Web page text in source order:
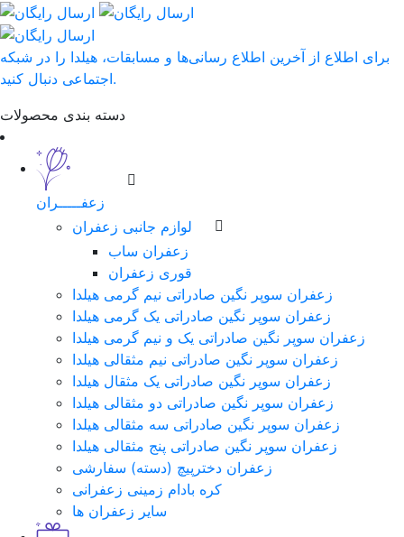
برای اطلاع از آخرین اطلاع رسانی‌ها و مسابقات، هیلدا را در شبکه
اجتماعی دنبال کنید.
دسته بندی محصولات
زعفـــــران
لوازم جانبی زعفران
زعفران ساب
قوری زعفران
زعفران سوپر نگین صادراتی نیم گرمی هیلدا
زعفران سوپر نگین صادراتی یک گرمی هیلدا
زعفران سوپر نگین صادراتی یک و نیم گرمی هیلدا
زعفران سوپر نگین صادراتی نیم مثقالی هیلدا
زعفران سوپر نگین صادراتی یک مثقال هیلدا
زعفران سوپر نگین صادراتی دو مثقالی هیلدا
زعفران سوپر نگین صادراتی سه مثقالی هیلدا
زعفران سوپر نگین صادراتی پنج مثقالی هیلدا
زعفران دخترپیچ (دسته) سفارشی
کره بادام زمینی زعفرانی
سایر زعفران ها